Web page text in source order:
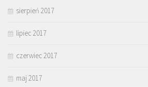
sierpień 2017
lipiec 2017
czerwiec 2017
maj 2017